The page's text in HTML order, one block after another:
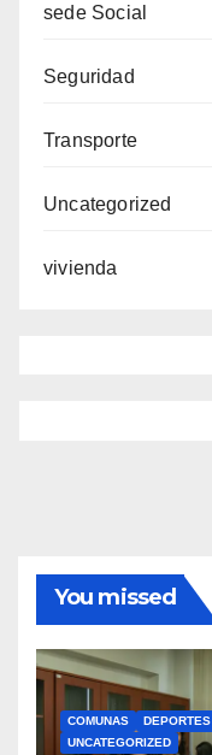
sede Social
Seguridad
Transporte
Uncategorized
vivienda
You missed
COMUNAS DEPORTES
UNCATEGORIZED